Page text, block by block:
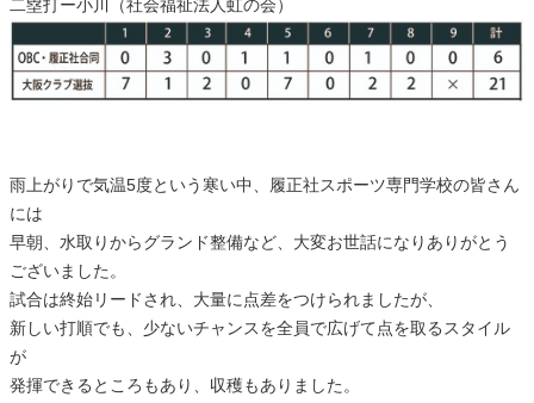
二塁打ー小川（社会福祉法人虹の会）
雨上がりで気温5度という寒い中、履正社スポーツ専門学校の皆さん
には
早朝、水取りからグランド整備など、大変お世話になりありがとう
ございました。
試合は終始リードされ、大量に点差をつけられましたが、
新しい打順でも、少ないチャンスを全員で広げて点を取るスタイル
が
発揮できるところもあり、収穫もありました。